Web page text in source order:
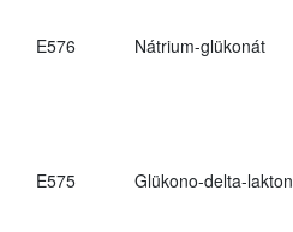
E576 Nátrium-glükonát
E575 Glükono-delta-lakton